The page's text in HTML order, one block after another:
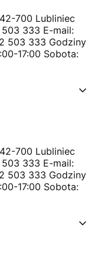
700 Lubliniec
333 E-mail:
503 333 Godziny
17:00 Sobota:
700 Lubliniec
333 E-mail:
503 333 Godziny
17:00 Sobota: